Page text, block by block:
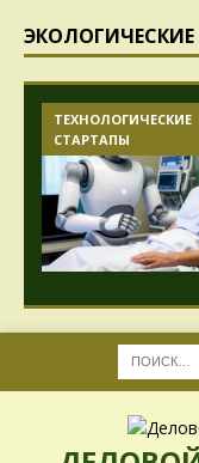
ТЕХНОЛОГИЧЕСКИЕ
СТАРТАПЫ